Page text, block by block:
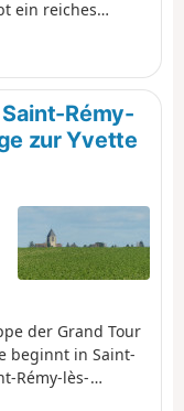
ein reiches
von
Rémy-
zur Yvette
der Grand Tour
beginnt in Saint-
Rémy-lès-